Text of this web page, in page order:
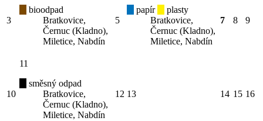
3
bioodpad
Bratkovice,
Černuc (Kladno),
Miletice, Nabdín
5
papír
plasty
Bratkovice,
Černuc (Kladno),
Miletice, Nabdín
7 8 9
10
11
směsný odpad
Bratkovice,
Černuc (Kladno),
Miletice, Nabdín
12 13 14 15 16